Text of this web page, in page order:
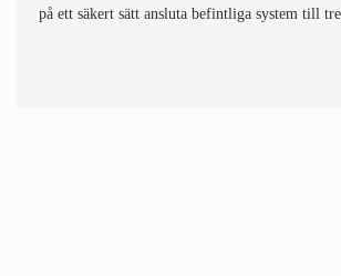
på ett säkert sätt ansluta befintliga system till